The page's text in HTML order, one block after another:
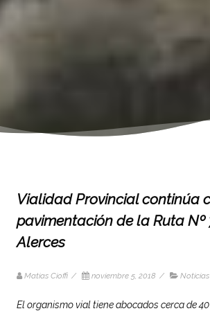
Vialidad Provincial continúa
pavimentación de la Ruta Nº
Alerces
Matias Cioffi / noviembre 5, 2018 / Noticias
El organismo vial tiene abocados cerca de